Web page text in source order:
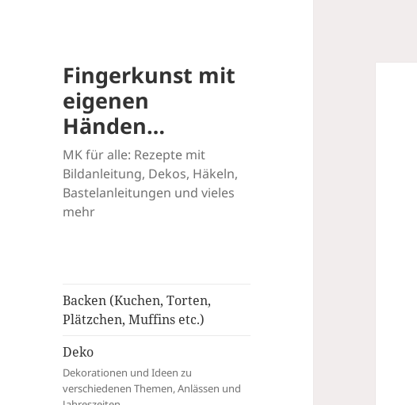
Fingerkunst mit
eigenen
Händen…
MK für alle: Rezepte mit
Bildanleitung, Dekos, Häkeln,
Bastelanleitungen und vieles
mehr
Backen (Kuchen, Torten,
Plätzchen, Muffins etc.)
Deko
Dekorationen und Ideen zu
verschiedenen Themen, Anlässen und